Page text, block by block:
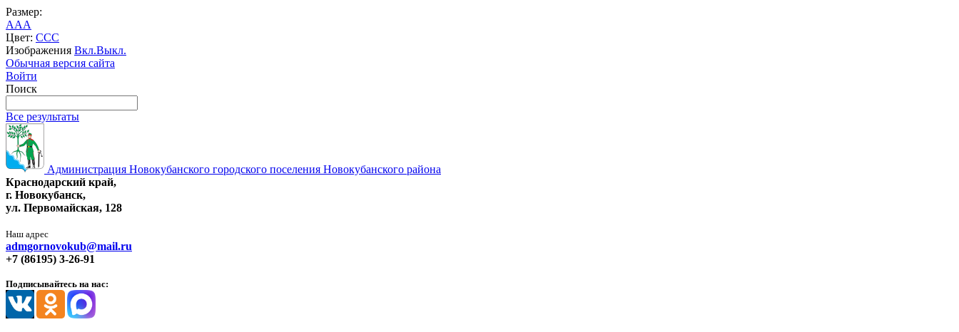
Размер:
AAA
Цвет: CCC
Изображения Вкл.Выкл.
Обычная версия сайта
Войти
Поиск
Все результаты
Администрация Новокубанского городского поселения Новокубанского района
Краснодарский край,
г. Новокубанск,
ул. Первомайская, 128
Наш адрес
admgornovokub@mail.ru
+7 (86195) 3-26-91
Подписывайтесь на нас: